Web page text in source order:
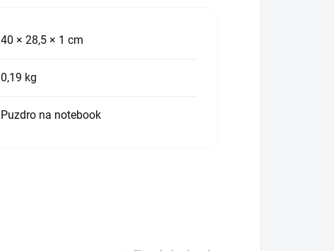
40 × 28,5 × 1 cm
0,19 kg
Puzdro na notebook